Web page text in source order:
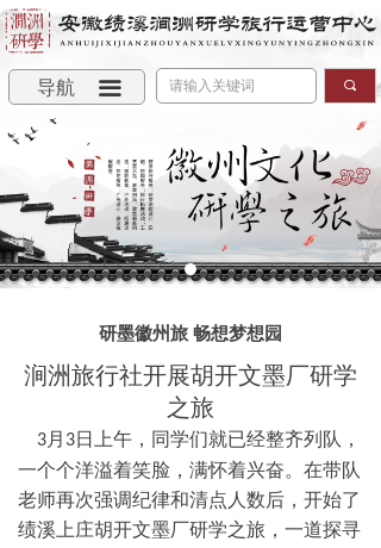
끀
导航 끠
研墨徽州旅 畅想梦想园
涧洲旅行社开展胡开文墨厂研学
之旅
3月 3日上午，同学们就已经整齐列队，
一个个洋溢着笑脸，满怀着兴奋。在带队
老师再次强调纪律和清点人数后，开始了
绩溪上庄胡开文墨厂研学之旅，一道探寻